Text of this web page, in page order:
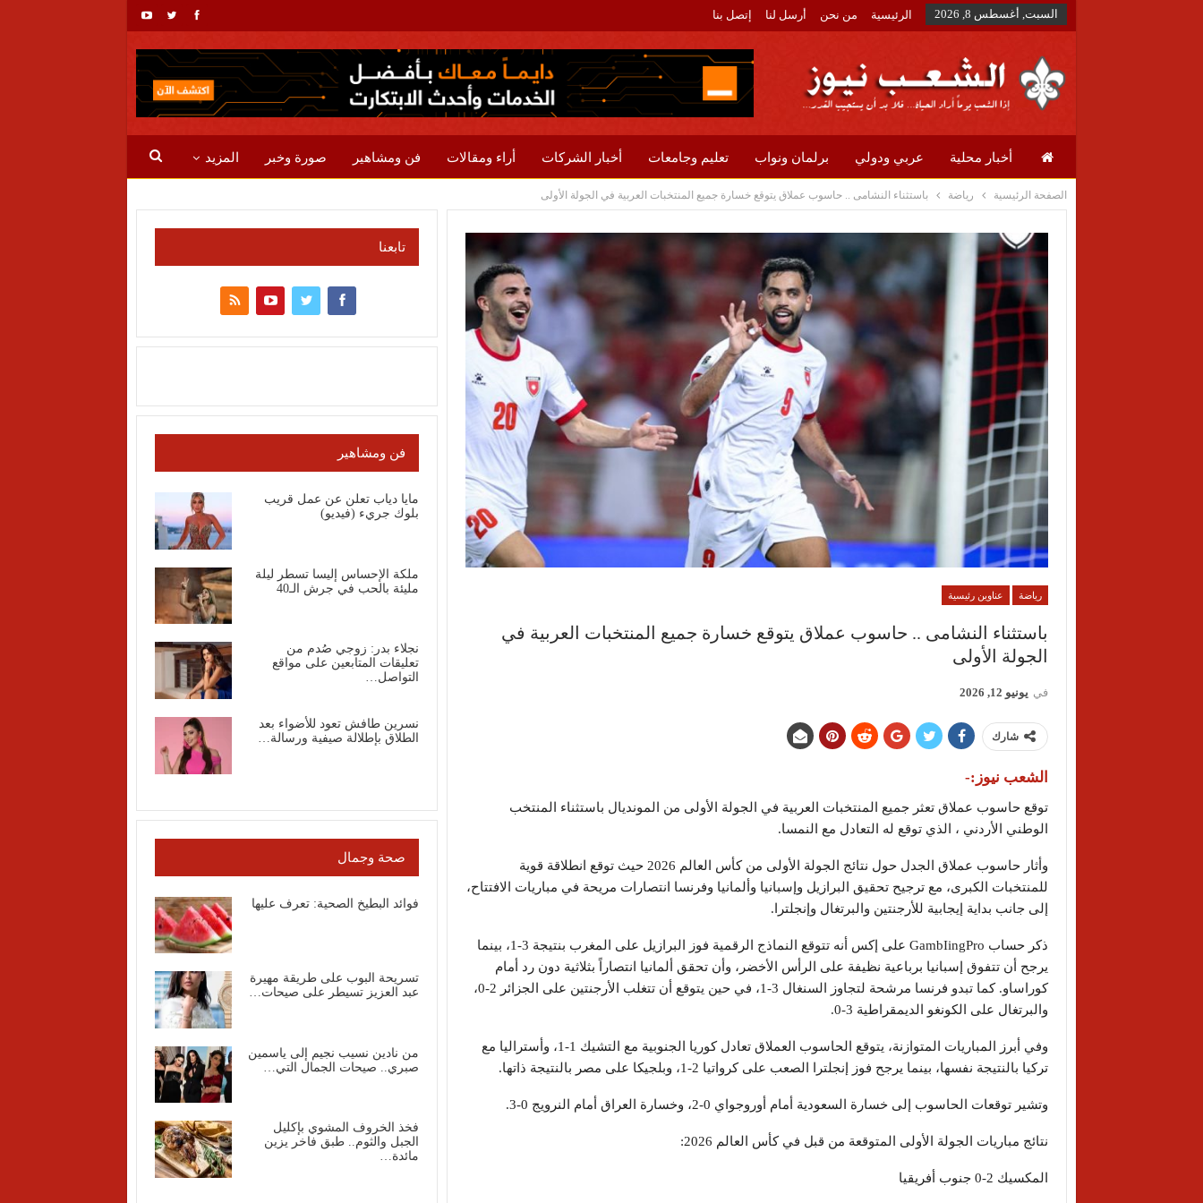
السبت, أغسطس 8, 2026 الرئيسية من نحن أرسل لنا إتصل بنا
أخبار محلية عربي ودولي برلمان ونواب تعليم وجامعات أخبار الشركات أراء ومقالات فن ومشاهير صورة وخبر المزيد
الصفحة الرئيسية رياضة باستثناء النشامى .. حاسوب عملاق يتوقع خسارة جميع المنتخبات العربية في الجولة الأولى
رياضة عناوين رئيسية
باستثناء النشامى .. حاسوب عملاق يتوقع خسارة جميع المنتخبات العربية في
الجولة الأولى
في يونيو 12, 2026
شارك
الشعب نيوز:-
توقع حاسوب عملاق تعثر جميع المنتخبات العربية في الجولة الأولى من المونديال باستثناء المنتخب
الوطني الأردني ، الذي توقع له التعادل مع النمسا.
وأثار حاسوب عملاق الجدل حول نتائج الجولة الأولى من كأس العالم 2026 حيث توقع انطلاقة قوية
للمنتخبات الكبرى، مع ترجيح تحقيق البرازيل وإسبانيا وألمانيا وفرنسا انتصارات مريحة في مباريات الافتتاح،
إلى جانب بداية إيجابية للأرجنتين والبرتغال وإنجلترا.
ذكر حساب GambIingPro على إكس أنه تتوقع النماذج الرقمية فوز البرازيل على المغرب بنتيجة 3-1، بينما
يرجح أن تتفوق إسبانيا برباعية نظيفة على الرأس الأخضر، وأن تحقق ألمانيا انتصاراً بثلاثية دون رد أمام
كوراساو. كما تبدو فرنسا مرشحة لتجاوز السنغال 3-1، في حين يتوقع أن تتغلب الأرجنتين على الجزائر 2-0،
والبرتغال على الكونغو الديمقراطية 3-0.
وفي أبرز المباريات المتوازنة، يتوقع الحاسوب العملاق تعادل كوريا الجنوبية مع التشيك 1-1، وأستراليا مع
تركيا بالنتيجة نفسها، بينما يرجح فوز إنجلترا الصعب على كرواتيا 2-1، وبلجيكا على مصر بالنتيجة ذاتها.
وتشير توقعات الحاسوب إلى خسارة السعودية أمام أوروجواي 0-2، وخسارة العراق أمام النرويج 0-3.
نتائج مباريات الجولة الأولى المتوقعة من قبل في كأس العالم 2026:
المكسيك 2-0 جنوب أفريقيا
تابعنا
فن ومشاهير
مايا دياب تعلن عن عمل قريب
بلوك جريء (فيديو)
ملكة الإحساس إليسا تسطر ليلة
مليئة بالحب في جرش الـ40
نجلاء بدر: زوجي صُدم من
تعليقات المتابعين على مواقع
التواصل…
نسرين طافش تعود للأضواء بعد
الطلاق بإطلالة صيفية ورسالة…
صحة وجمال
فوائد البطيخ الصحية: تعرف عليها
تسريحة البوب على طريقة مهيرة
عبد العزيز تسيطر على صيحات…
من نادين نسيب نجيم إلى ياسمين
صبري.. صيحات الجمال التي…
فخذ الخروف المشوي بإكليل
الجبل والثوم.. طبق فاخر يزين
مائدة…